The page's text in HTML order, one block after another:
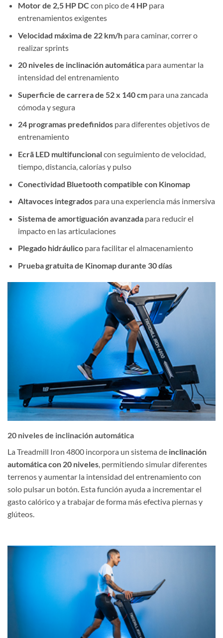
Motor de 2,5 HP DC con pico de4 HPpara
entrenamientos exigentes
Velocidad máxima de 22 km/hpara caminar, correr o
realizar sprints
20 niveles de inclinación automáticapara aumentar la
intensidad del entrenamiento
Superficie de carrera de 52 x 140 cmpara una zancada
cómoda y segura
24 programas predefinidospara diferentes objetivos de
entrenamiento
Ecrã LED multifuncionalcon seguimiento de velocidad,
tiempo, distancia, calorías y pulso
Conectividad Bluetooth compatible con Kinomap
Altavoces integradospara una experiencia más inmersiva
Sistema de amortiguación avanzadapara reducir el
impacto en las articulaciones
Plegado hidráulicopara facilitar el almacenamiento
Prueba gratuita de Kinomap durante 30 días
20 niveles de inclinación automática
La Treadmill Iron 4800 incorpora un sistema de inclinación
automática con 20 niveles, permitiendo simular diferentes
terrenos y aumentar la intensidad del entrenamiento con
solo pulsar un botón. Esta función ayuda a incrementar el
gasto calórico y a trabajar de forma más efectiva piernas y
glúteos.